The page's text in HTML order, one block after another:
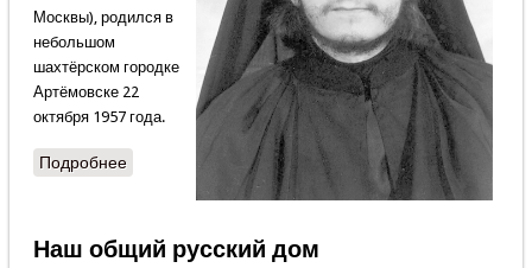
Москвы), родился в
небольшом
шахтёрском городке
Артёмовске 22
октября 1957 года.
Подробнеео ЕМУ ДО ВСЕГО ЕСТЬ ДЕЛО - ЭТО ЕГО
ОСОБЕННОСТЬ
Наш общий русский дом